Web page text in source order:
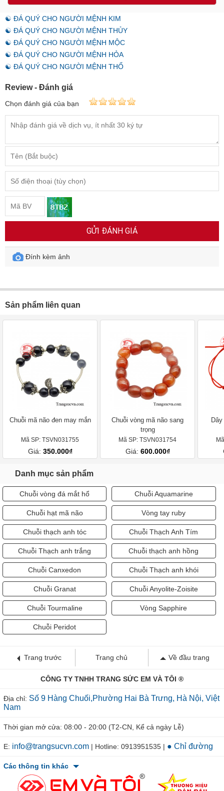
☯ ĐÁ QUÝ CHO NGƯỜI MỆNH KIM
☯ ĐÁ QUÝ CHO NGƯỜI MỆNH THỦY
☯ ĐÁ QUÝ CHO NGƯỜI MỆNH MỘC
☯ ĐÁ QUÝ CHO NGƯỜI MỆNH HỎA
☯ ĐÁ QUÝ CHO NGƯỜI MỆNH THỔ
Review - Đánh giá
Chọn đánh giá của bạn
GỬI ĐÁNH GIÁ
Đính kèm ảnh
Sản phẩm liên quan
Chuỗi mã não đen may mắn
Mã SP: TSVN031755
Giá: 350.000₫
Chuỗi vòng mã não sang
trọng
Mã SP: TSVN031754
Giá: 600.000₫
Danh mục sản phẩm
Chuỗi vòng đá mắt hổ Chuỗi Aquamarine
Chuỗi hạt mã não Vòng tay ruby
Chuỗi thạch anh tóc Chuỗi Thạch Anh Tím
Chuỗi Thạch anh trắng Chuỗi thạch anh hồng
Chuỗi Canxedon Chuỗi Thạch anh khói
Chuỗi Granat Chuỗi Anyolite-Zoisite
Chuỗi Tourmaline Vòng Sapphire
Chuỗi Peridot
Trang trước Trang chủ Về đầu trang
CÔNG TY TNHH TRANG SỨC EM VÀ TÔI ®
Địa chỉ: Số 9 Hàng Chuối,Phường Hai Bà Trưng, Hà Nội, Việt
Nam
Thời gian mở cửa: 08:00 - 20:00 (T2-CN, Kể cả ngày Lễ)
E: info@trangsucvn.com | Hotline: 0913951535 | ● Chỉ đường
Các thông tin khác